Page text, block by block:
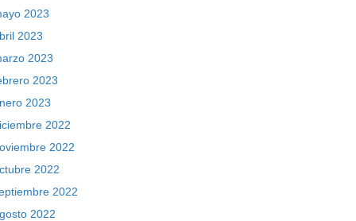
2023
2023
2023
2023
2023
2022
2022
2022
2022
2022